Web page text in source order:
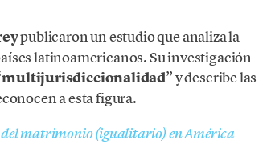
publicaron un estudio que analiza la
latinoamericanos. Su investigación
multijurisdiccionalidad” y describe las
a esta figura.
matrimonio (igualitario) en América